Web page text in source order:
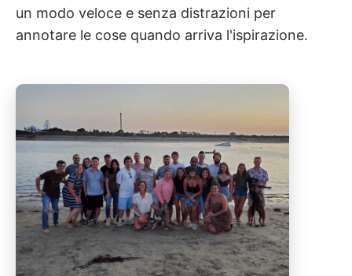
un modo veloce e senza distrazioni per
annotare le cose quando arriva l'ispirazione.